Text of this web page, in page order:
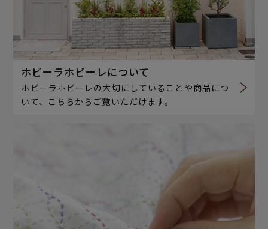
ホビーラホビーレについて
ホビーラホビーレの大切にしていることや商品につ
いて、こちらからご覧いただけます。